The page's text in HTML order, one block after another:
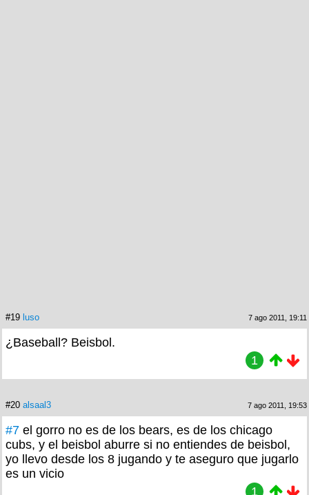
#19 luso 7 ago 2011, 19:11
¿Baseball? Beisbol.
1
#20 alsaal3 7 ago 2011, 19:53
#7 el gorro no es de los bears, es de los chicago
cubs, y el beisbol aburre si no entiendes de beisbol,
yo llevo desde los 8 jugando y te aseguro que jugarlo
es un vicio
1